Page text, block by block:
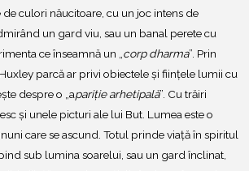
culori năucitoare, cu un joc intens de
un gard viu, sau un banal perete cu
ce înseamnă un „ corp dharma”. Prin
parcă ar privi obiectele și ființele lumii cu
despre o „apariție arhetipală”. Cu trăiri
și unele picturi ale lui But. Lumea este o
care se ascund. Totul prinde viață în spiritul
sub lumina soarelui, sau un gard înclinat,